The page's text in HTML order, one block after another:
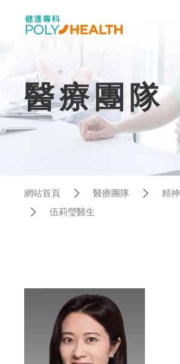
醫療團隊
網站首頁 醫療團隊
精
伍莉瑩醫生